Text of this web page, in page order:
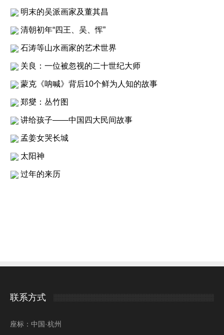
明末的吴派画家及董其昌
清朝初年“四王、吴、恽”
石涛等山水画家的艺术世界
关良：一位被忽视的二十世纪大师
蒙克《呐喊》背后10个鲜为人知的故事
郑燮：丛竹图
讲给孩子——中国四大民间故事
孟姜女哭长城
太阳神
过年的来历
联系方式
座标：中国·杭州